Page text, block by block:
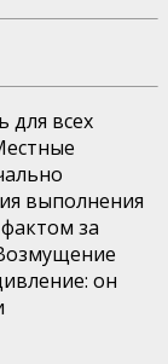
для всех
выполнения
за
он